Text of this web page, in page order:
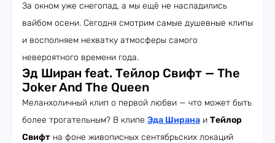
За окном уже снегопад, а мы ещё не насладились
вайбом осени. Сегодня смотрим самые душевные клипы
и восполняем нехватку атмосферы самого
невероятного времени года.
Эд Ширан feat. Тейлор Свифт — The
Joker And The Queen
Меланхоличный клип о первой любви — что может быть
более трогательным? В клипе Эда Ширана и Тейлор
Свифт на фоне живописных сентябрьских локаций